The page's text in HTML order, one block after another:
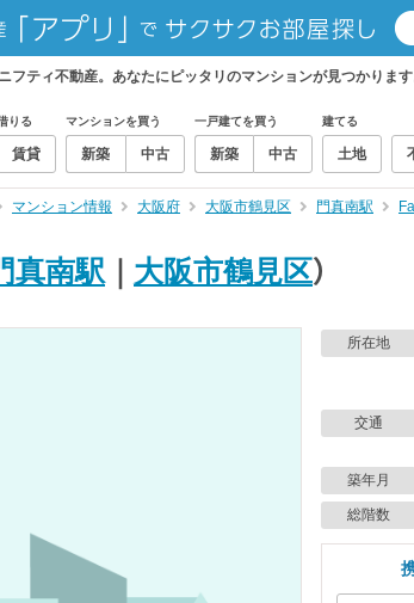
ティ不動産。あなたにピッタリのマンションが見つかります
りる
賃貸
マンションを買う
新築 中古
一戸建てを買う
新築 中古
建てる
土地
マンション情報 大阪府 大阪市鶴見区 門真南駅
真南駅 大阪市鶴見区）
所在地
交通
築年月
総階数